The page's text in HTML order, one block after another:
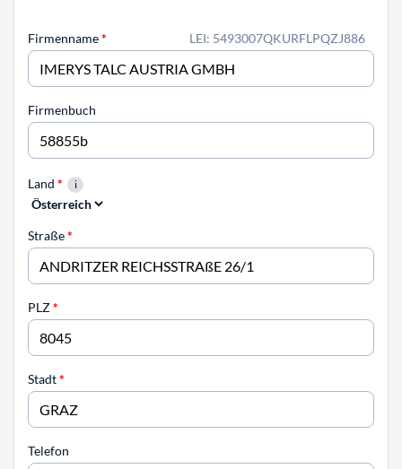
LEI: 5493007QKURFLPQZJ886
Firmenname*
Firmenbuch
Land *
Straße*
PLZ*
Stadt*
Telefon